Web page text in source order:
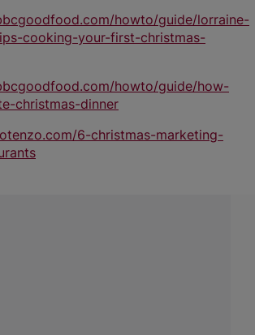
howto/guide/lorraine-
cooking-your-first-christmas-
howto/guide/how-
christmas-dinner
6-christmas-marketing-